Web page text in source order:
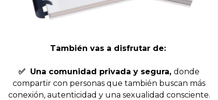
También vas a disfrutar de:
✅ Una comunidad privada y segura, donde
compartir con personas que también buscan más
conexión, autenticidad y una sexualidad consciente.